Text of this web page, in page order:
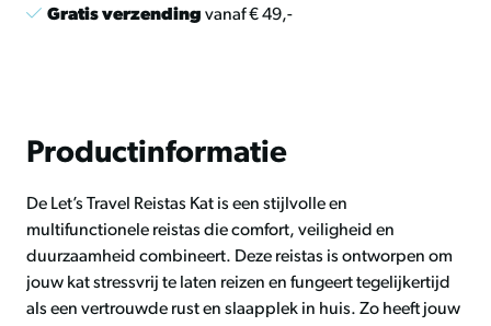
Gratis verzending vanaf € 49,-
Productinformatie
De Let’s Travel Reistas Kat is een stijlvolle en
multifunctionele reistas die comfort, veiligheid en
duurzaamheid combineert. Deze reistas is ontworpen om
jouw kat stressvrij te laten reizen en fungeert tegelijkertijd
als een vertrouwde rust en slaapplek in huis. Zo heeft jouw